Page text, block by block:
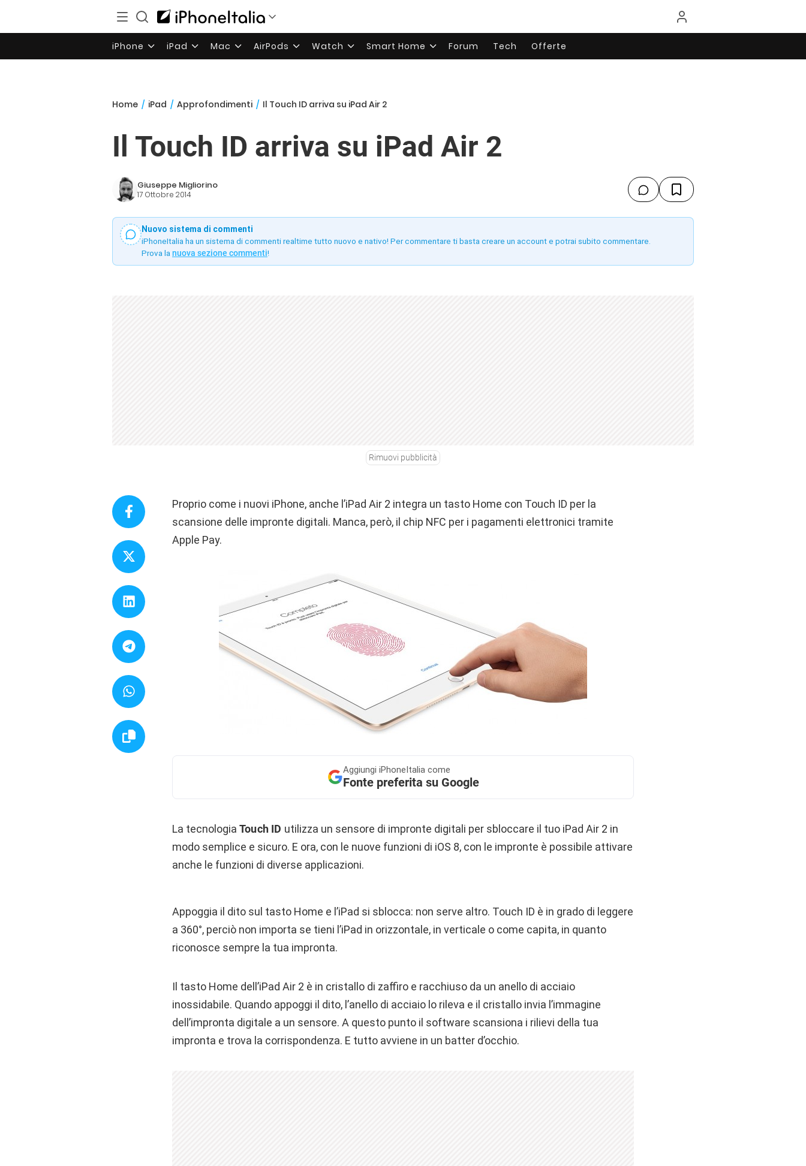
iPhone iPad Mac AirPods Watch Smart Home Forum Tech Offerte
Home / iPad / Approfondimenti / Il Touch ID arriva su iPad Air 2
Il Touch ID arriva su iPad Air 2
Giuseppe Migliorino
17 Ottobre 2014
Nuovo sistema di commenti
iPhoneItalia ha un sistema di commenti realtime tutto nuovo e nativo! Per commentare ti basta creare un account e potrai subito commentare.
Prova la nuova sezione commenti!
Rimuovi pubblicità
Proprio come i nuovi iPhone, anche l’iPad Air 2 integra un tasto Home con Touch ID per la
scansione delle impronte digitali. Manca, però, il chip NFC per i pagamenti elettronici tramite
Apple Pay.
Aggiungi iPhoneItalia come
Fonte preferita su Google
La tecnologia Touch ID utilizza un sensore di impronte digitali per sbloccare il tuo iPad Air 2 in
modo semplice e sicuro. E ora, con le nuove funzioni di iOS 8, con le impronte è possibile attivare
anche le funzioni di diverse applicazioni.
Appoggia il dito sul tasto Home e l’iPad si sblocca: non serve altro. Touch ID è in grado di leggere
a 360°, perciò non importa se tieni l’iPad in orizzontale, in verticale o come capita, in quanto
riconosce sempre la tua impronta.
Il tasto Home dell’iPad Air 2 è in cristallo di zaffiro e racchiuso da un anello di acciaio
inossidabile. Quando appoggi il dito, l’anello di acciaio lo rileva e il cristallo invia l’immagine
dell’impronta digitale a un sensore. A questo punto il software scansiona i rilievi della tua
impronta e trova la corrispondenza. E tutto avviene in un batter d’occhio.